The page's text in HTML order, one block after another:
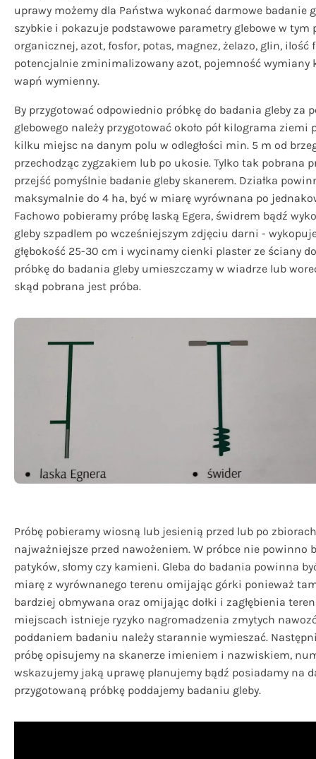
uprawy możemy dla Państwa wykonać darmowe badanie
szybkie i pokazuje podstawowe parametry glebowe w tym
organicznej, azot, fosfor, potas, magnez, żelazo, glin,
potencjalnie zminimalizowany azot, pojemność wymiany
wapń wymienny.
By przygotować odpowiednio próbkę do badania gleby za
glebowego należy przygotować około pół kilograma ziemi
kilku miejsc na danym polu w odległości min. 5 m od
przechodząc zygzakiem lub po ukosie. Tylko tak pobrana
przejść pomyślnie badanie gleby skanerem. Działka
maksymalnie do 4 ha, być w miarę wyrównana po
Fachowo pobieramy próbę laską Egera, świdrem bądź
gleby szpadlem po wcześniejszym zdjęciu darni -
głębokość 25-30 cm i wycinamy cienki plaster ze ściany
próbkę do badania gleby umieszczamy w wiadrze lub
skąd pobrana jest próba.
Próbę pobieramy wiosną lub jesienią przed lub po
najważniejsze przed nawożeniem. W próbce nie powinno
patyków, słomy czy kamieni. Gleba do badania powinna
miarę z wyrównanego terenu omijając górki ponieważ
bardziej obmywana oraz omijając dołki i zagłębienia
miejscach istnieje ryzyko nagromadzenia zmytych
poddaniem badaniu należy starannie wymieszać.
próbę opisujemy na skanerze imieniem i nazwiskiem,
wskazujemy jaką uprawę planujemy bądź posiadamy na
przygotowaną próbkę poddajemy badaniu gleby.